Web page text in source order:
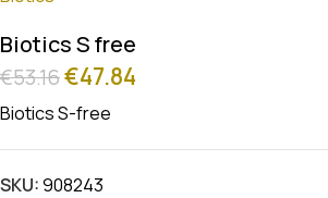
Biotics S free
€53.16€47.84
Biotics S-free
SKU:908243